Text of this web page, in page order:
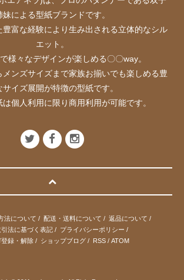
妹による型紙ブランドです。
豊富な経験により生み出される立体的なシル
エット。
様々なデザインが楽しめる〇〇way。
ンズサイズまで家族お揃いでも楽しめる豊
サイズ展開が特徴の型紙です。
個人利用に限り商用利用が可能です。
法について / 配送・送料について / 返品について /
法に基づく表記/ プライバシーポリシー /
登録・解除 / ショップブログ / RSS / ATOM